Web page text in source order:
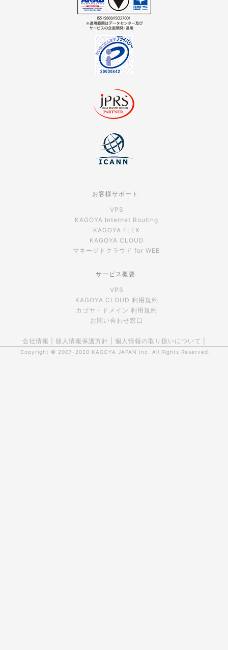
お客様サポート
VPS
KAGOYA Internet Routing
KAGOYA FLEX
KAGOYA CLOUD
マネージドクラウド for WEB
サービス概要
VPS
KAGOYA CLOUD 利用規約
カゴヤ・ドメイン 利用規約
お問い合わせ窓口
会社情報 個人情報保護方針 個人情報の取り扱いについて
Copyright © 2007-2020 KAGOYA JAPAN Inc. All Rights Reserved.